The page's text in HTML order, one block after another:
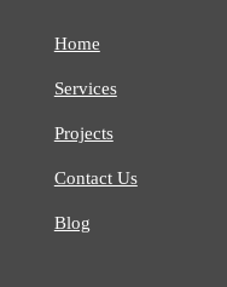
Home
Services
Projects
Contact Us
Blog